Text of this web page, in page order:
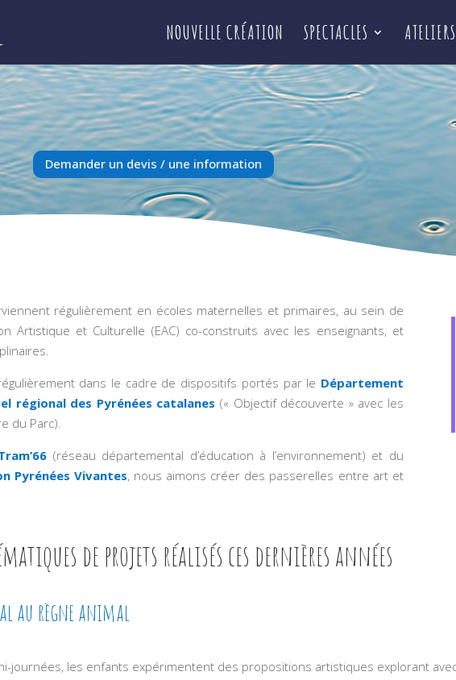
NOUVELLE CRÉATION SPECTACLES ATELIERS
Demander un devis / une information
régulièrement en écoles maternelles et primaires, au sein de
Artistique et Culturelle (EAC) co-construits avec les enseignants, et
dans le cadre de dispositifs portés par le Département
régional des Pyrénées catalanes (« Objectif découverte » avec les
du Parc).
(réseau départemental d’éducation à l’environnement) et du
Pyrénées Vivantes, nous aimons créer des passerelles entre art et
de projets réalisés ces dernières années
au règne animal
journées, les enfants expérimentent des propositions artistiques explorant